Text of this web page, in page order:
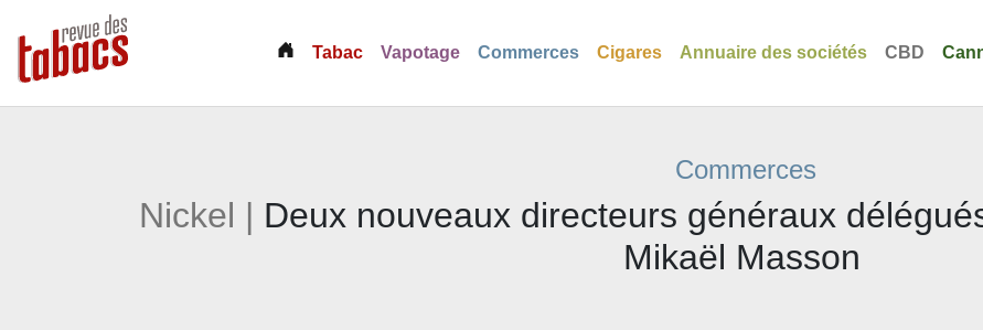
(current)
Tabac Vapotage Commerces Cigares Annuaire des sociétés CBD
Commerces
Nickel | Deux nouveaux directeurs généraux
Mikaël Masson